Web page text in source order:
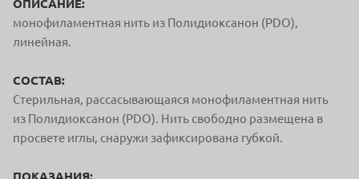
ОПИСАНИЕ:
монофиламентная нить из Полидиоксанон (PDO),
линейная.
СОСТАВ:
Стерильная, рассасывающаяся монофиламентная нить
из Полидиоксанон (PDO). Нить свободно размещена в
просвете иглы, снаружи зафиксирована губкой.
ПОКАЗАНИЯ: